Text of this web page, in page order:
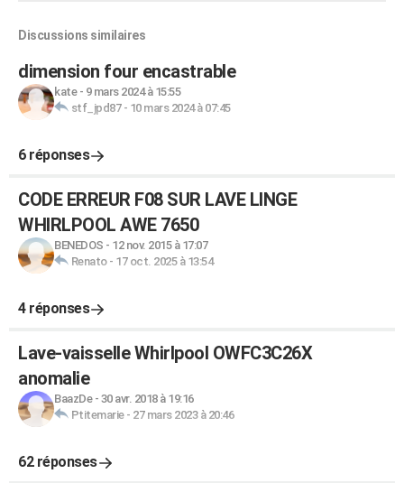
Discussions similaires
dimension four encastrable
kate- 9 mars 2024 à 15:55
stf_jpd87- 10 mars 2024 à 07:45
6 réponses
CODE ERREUR F08 SUR LAVE LINGE
WHIRLPOOL AWE 7650
BENEDOS - 12 nov. 2015 à 17:07
Renato- 17 oct. 2025 à 13:54
4 réponses
Lave-vaisselle Whirlpool OWFC3C26X
anomalie
BaazDe- 30 avr. 2018 à 19:16
Ptitemarie- 27 mars 2023 à 20:46
62 réponses